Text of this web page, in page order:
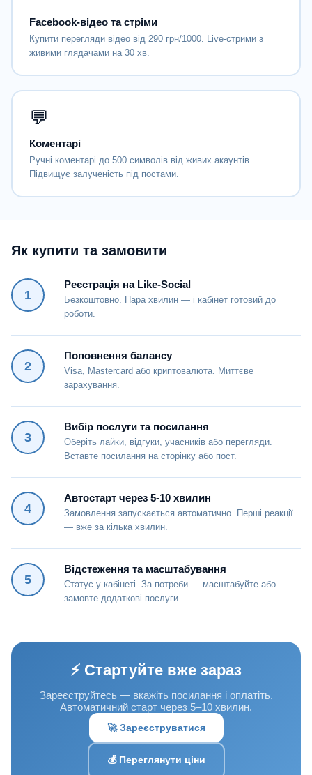
Facebook-відео та стріми
Купити перегляди відео від 290 грн/1000. Live-стрими з
живими глядачами на 30 хв.
💬
Коментарі
Ручні коментарі до 500 символів від живих акаунтів.
Підвищує залученість під постами.
Як купити та замовити
1
Реєстрація на Like-Social
Безкоштовно. Пара хвилин — і кабінет готовий до
роботи.
2
Поповнення балансу
Visa, Mastercard або криптовалюта. Миттєве
зарахування.
3
Вибір послуги та посилання
Оберіть лайки, відгуки, учасників або перегляди.
Вставте посилання на сторінку або пост.
4
Автостарт через 5-10 хвилин
Замовлення запускається автоматично. Перші реакції
— вже за кілька хвилин.
5
Відстеження та масштабування
Статус у кабінеті. За потреби — масштабуйте або
замовте додаткові послуги.
⚡ Стартуйте вже зараз
Зареєструйтесь — вкажіть посилання і оплатіть.
Автоматичний старт через 5–10 хвилин.
🚀 Зареєструватися
💰 Переглянути ціни